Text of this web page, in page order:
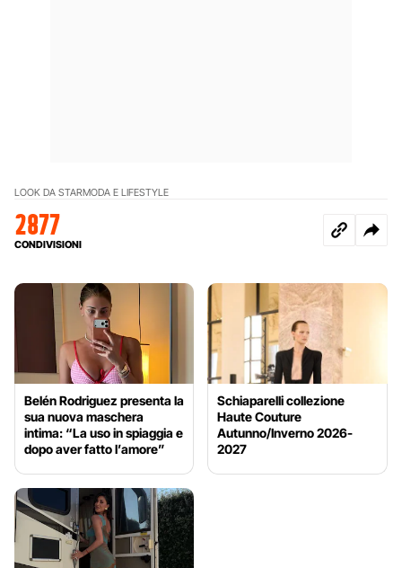
LOOK DA STARMODA E LIFESTYLE
2877
CONDIVISIONI
Belén Rodriguez presenta la
sua nuova maschera
intima: “La uso in spiaggia e
dopo aver fatto l’amore”
Schiaparelli collezione
Haute Couture
Autunno/Inverno 2026-
2027